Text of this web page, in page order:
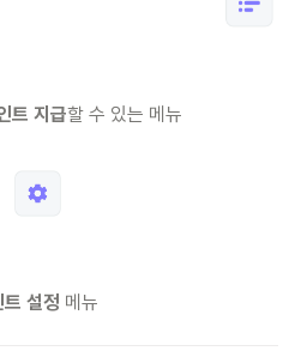
트 지급할 수 있는 메뉴
설정 메뉴